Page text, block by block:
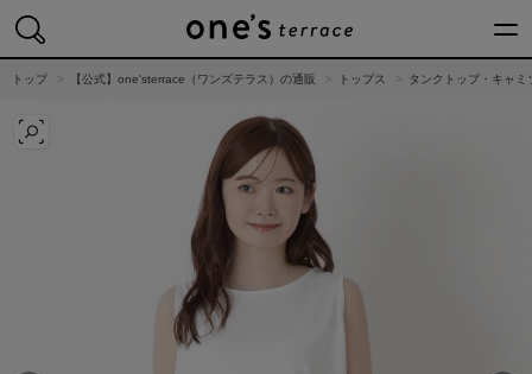
トップページ
トップ 【公式】one'sterrace（ワンズテラス）の通販 トップス タンクトップ・キャミ